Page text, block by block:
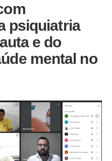
psiquiatria
e do
mental no